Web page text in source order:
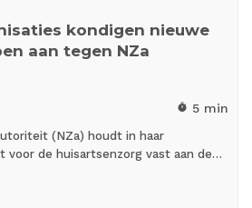
kondigen nieuwe
aan tegen NZa
timer 5 min
(NZa) houdt in haar
voor de huisartsenzorg vast aan de…